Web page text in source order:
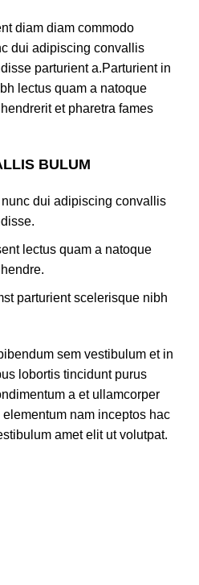
diam diam commodo
dui adipiscing convallis
parturient a.Parturient in
lectus quam a natoque
et pharetra fames
BULUM
dui adipiscing convallis
lectus quam a natoque
parturient scelerisque nibh
sem vestibulum et in
lobortis tincidunt purus
a et ullamcorper
nam inceptos hac
amet elit ut volutpat.